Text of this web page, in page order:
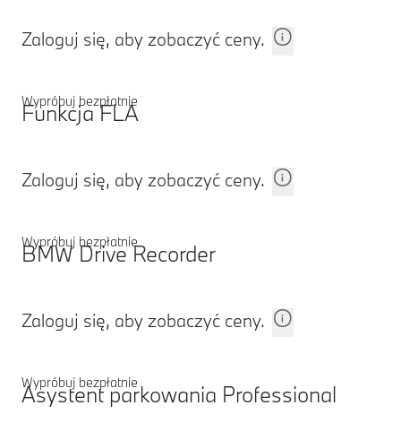
Zaloguj się, aby zobaczyć ceny.
Wypróbuj bezpłatnie
Funkcja FLA
Zaloguj się, aby zobaczyć ceny.
Wypróbuj bezpłatnie
BMW Drive Recorder
Zaloguj się, aby zobaczyć ceny.
Wypróbuj bezpłatnie
Asystent parkowania Professional